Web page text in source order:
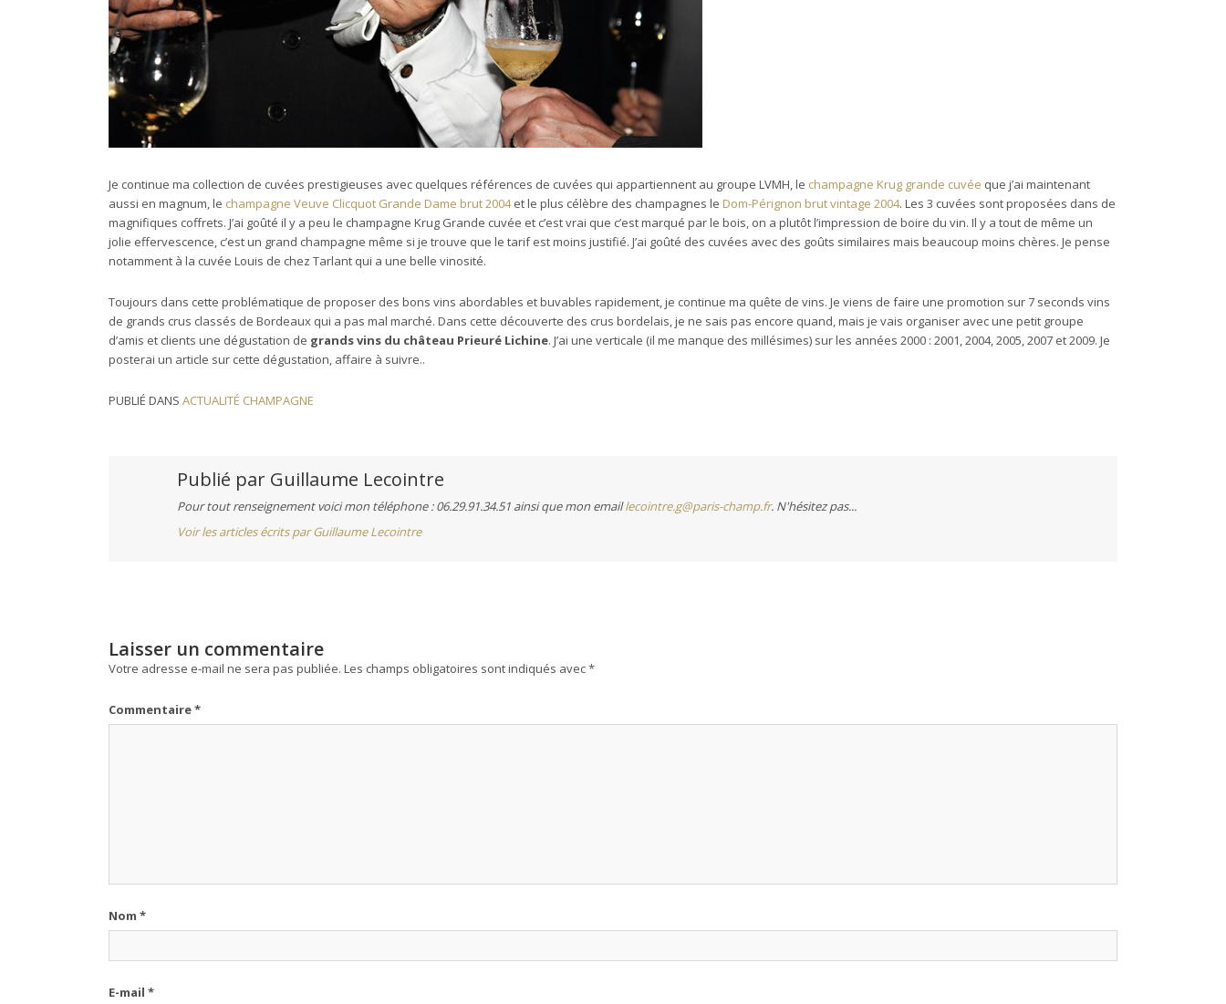
Je continue ma collection de cuvées prestigieuses avec quelques références de cuvées qui appartiennent au groupe LVMH, le champagne Krug grande cuvée que j’ai maintenant
aussi en magnum, le champagne Veuve Clicquot Grande Dame brut 2004et le plus célèbre des champagnes le Dom-Pérignon brut vintage 2004. Les 3 cuvées sont proposées dans de
magnifiques coffrets. J’ai goûté il y a peu le champagne Krug Grande cuvée et c’est vrai que c’est marqué par le bois, on a plutôt l’impression de boire du vin. Il y a tout de même un
jolie effervescence, c’est un grand champagne même si je trouve que le tarif est moins justifié. J’ai goûté des cuvées avec des goûts similaires mais beaucoup moins chères. Je pense
notamment à la cuvée Louis de chez Tarlant qui a une belle vinosité.
Toujours dans cette problématique de proposer des bons vins abordables et buvables rapidement, je continue ma quête de vins. Je viens de faire une promotion sur 7 seconds vins
de grands crus classés de Bordeaux qui a pas mal marché. Dans cette découverte des crus bordelais, je ne sais pas encore quand, mais je vais organiser avec une petit groupe
d’amis et clients une dégustation de grands vins du château Prieuré Lichine. J’ai une verticale (il me manque des millésimes) sur les années 2000 : 2001, 2004, 2005, 2007 et 2009. Je
posterai un article sur cette dégustation, affaire à suivre..
PUBLIÉ DANS ACTUALITÉ CHAMPAGNE
Publié par Guillaume Lecointre
Pour tout renseignement voici mon téléphone : 06.29.91.34.51 ainsi que mon emaillecointre.g@paris-champ.fr. N'hésitez pas...
Voir les articles écrits par Guillaume Lecointre
Laisser un commentaire
Votre adresse e-mail ne sera pas publiée. Les champs obligatoires sont indiqués avec*
Commentaire*
Nom *
E-mail *